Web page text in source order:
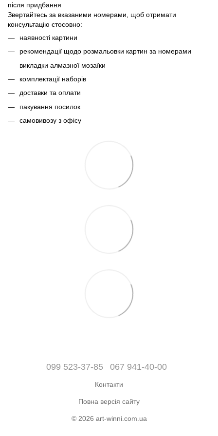
після придбання
Звертайтесь за вказаними номерами, щоб отримати
консультацію стосовно:
наявності картини
рекомендації щодо розмальовки картин за номерами
викладки алмазної мозаїки
комплектації наборів
доставки та оплати
пакування посилок
самовивозу з офісу
099 523-37-85 067 941-40-00
Контакти
Повна версія сайту
© 2026 art-winni.com.ua